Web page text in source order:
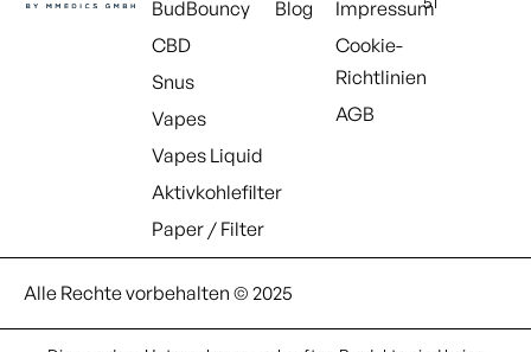
BudBouncy
CBD
Snus
Vapes
Vapes Liquid
Aktivkohlefilter
Paper / Filter
Blog
Impressum
Cookie-
Richtlinien
AGB
Alle Rechte vorbehalten © 2025